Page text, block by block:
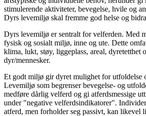
stimulerende aktiviteter, bevegelse, hvile og
Dyrs levemiljø skal fremme god helse og
Dyrs levemiljø er sentralt for velferden. Med
fysisk og sosialt miljø, inne og ute. Dette
klima, lukt, støy, liggeplass, areal, dyretetthet
dyr/mennesker.
Et godt miljø gir dyret mulighet for utfoldelse
Levemiljø som begrenser bevegelse- og
medføre dårlig velferd og gi atferdsmessige
under "negative velferdsindikatorer".
atferd, men forholder seg passivt, kan likevel